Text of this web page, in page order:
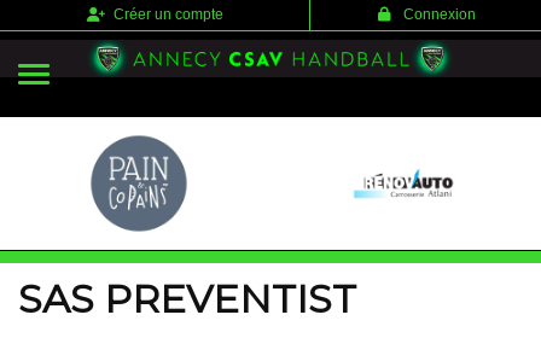
Créer un compte Connexion
SAS PREVENTIST
Panneau de gestion des cookies